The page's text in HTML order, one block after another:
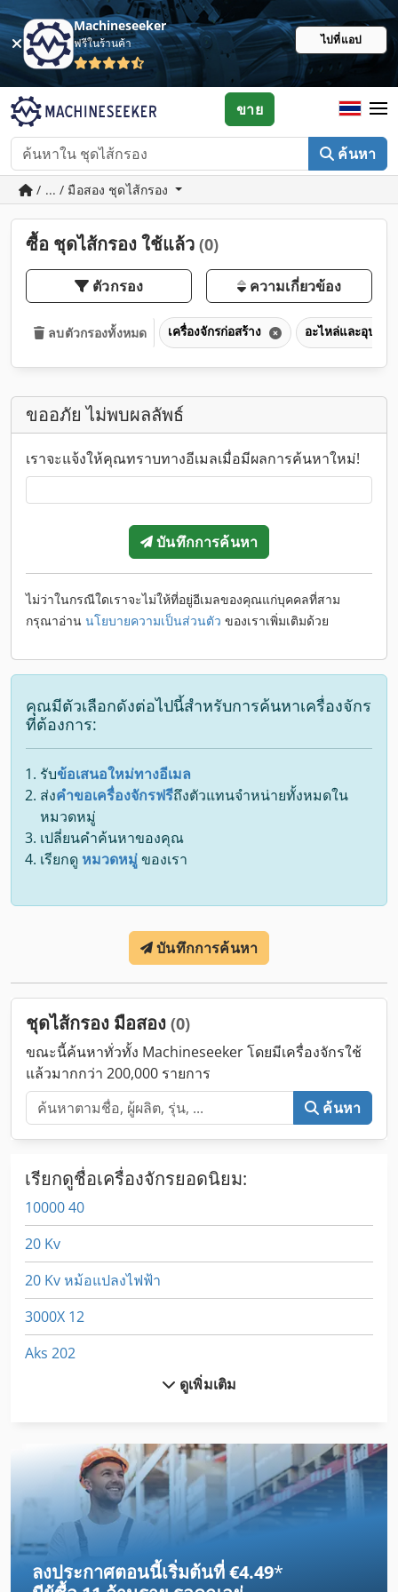
Machineseeker
ฟรีในร้านค้า ไปที่แอป
ค้นหา
ขาย
/ ... / มือสอง ชุดไส้กรอง
ซื้อ ชุดไส้กรอง ใช้แล้ว (0)
ตัวกรอง ความเกี่ยวข้อง
ลบตัวกรองทั้งหมด เครื่องจักรก่อสร้าง อะไหล่และอุปกร
ขออภัย ไม่พบผลลัพธ์
เราจะแจ้งให้คุณทราบทางอีเมลเมื่อมีผลการค้นหาใหม่!
บันทึกการค้นหา
ไม่ว่าในกรณีใดเราจะไม่ให้ที่อยู่อีเมลของคุณแก่บุคคลที่สาม
กรุณาอ่าน นโยบายความเป็นส่วนตัว ของเราเพิ่มเติมด้วย
คุณมีตัวเลือกดังต่อไปนี้สำหรับการค้นหาเครื่องจักร
ที่ต้องการ:
รับข้อเสนอใหม่ทางอีเมล
ส่งคำขอเครื่องจักรฟรีถึงตัวแทนจำหน่ายทั้งหมดใน
หมวดหมู่
เปลี่ยนคำค้นหาของคุณ
เรียกดู หมวดหมู่ของเรา
บันทึกการค้นหา
ชุดไส้กรอง มือสอง (0)
ขณะนี้ค้นหาทั่วทั้ง Machineseeker โดยมีเครื่องจักรใช้
แล้วมากกว่า 200,000 รายการ
ค้นหา
เรียกดูชื่อเครื่องจักรยอดนิยม:
10000 40
20 Kv
20 Kv หม้อแปลงไฟฟ้า
3000X 12
Aks 202
Dws 200
Eisele Kms 090
Frm D Midi
ดูเพิ่มเติม
ลงประกาศตอนนี้เริ่มต้นที่ €4.49*